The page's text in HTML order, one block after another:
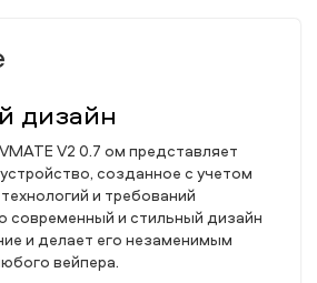
дизайн
V2 0.7 ом представляет
созданное с учетом
и требований
современный и стильный дизайн
и делает его незаменимым
вейпера.